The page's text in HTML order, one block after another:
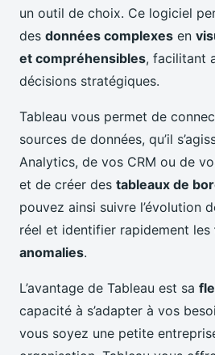
un outil de choix. Ce logiciel
des données complexes en
et compréhensibles, facilitant
décisions stratégiques.
Tableau vous permet de
sources de données, qu’il
Analytics, de vos CRM ou de
et de créer des tableaux de
pouvez ainsi suivre l’évolution
réel et identifier rapidement les
anomalies.
L’avantage de Tableau est sa
capacité à s’adapter à vos
vous soyez une petite